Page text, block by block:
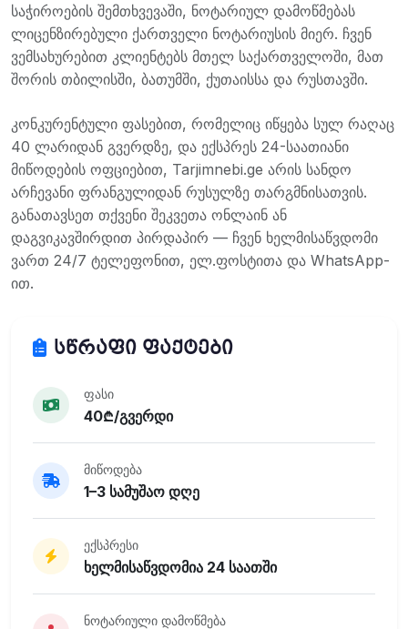
საჭიროების შემთხვევაში, ნოტარიულ დამოწმებას
ლიცენზირებული ქართველი ნოტარიუსის მიერ. ჩვენ
ვემსახურებით კლიენტებს მთელ საქართველოში, მათ
შორის თბილისში, ბათუმში, ქუთაისსა და რუსთავში.
კონკურენტული ფასებით, რომელიც იწყება სულ რაღაც
40 ლარიდან გვერდზე, და ექსპრეს 24-საათიანი
მიწოდების ოფციებით, Tarjimnebi.ge არის სანდო
არჩევანი ფრანგულიდან რუსულზე თარგმნისათვის.
განათავსეთ თქვენი შეკვეთა ონლაინ ან
დაგვიკავშირდით პირდაპირ — ჩვენ ხელმისაწვდომი
ვართ 24/7 ტელეფონით, ელ.ფოსტითა და WhatsApp-
ით.
სწრაფი ფაქტები
ფასი
40₾/გვერდი
მიწოდება
1–3 სამუშაო დღე
ექსპრესი
ხელმისაწვდომია 24 საათში
ნოტარიული დამოწმება